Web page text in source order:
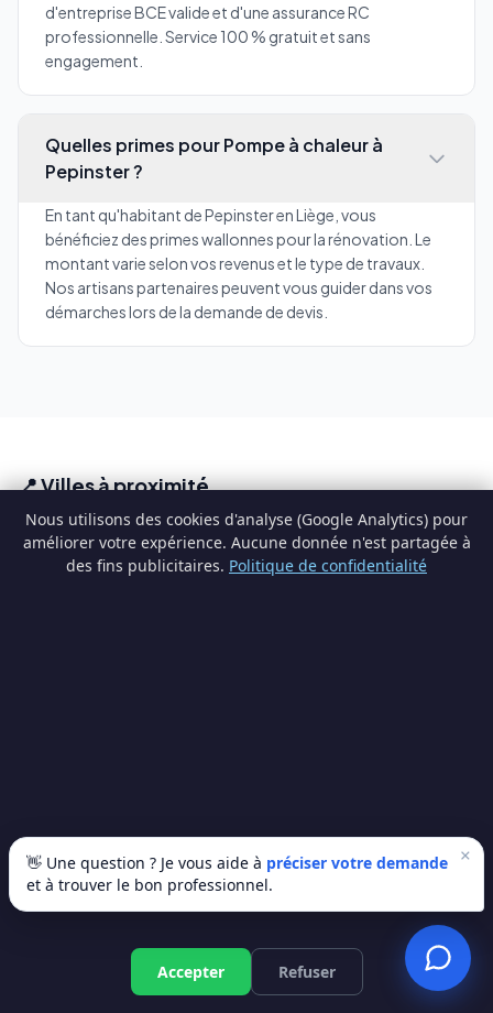
Nous utilisons des cookies d'analyse (Google Analytics) pour
améliorer votre expérience. Aucune donnée n'est partagée à
des fins publicitaires. Politique de confidentialité
Accepter Refuser
d'entreprise BCE valide et d'une assurance RC
professionnelle. Service 100 % gratuit et sans
engagement.
Quelles primes pour Pompe à chaleur à
Pepinster ?
En tant qu'habitant de Pepinster en Liège, vous
bénéficiez des primes wallonnes pour la rénovation. Le
montant varie selon vos revenus et le type de travaux.
Nos artisans partenaires peuvent vous guider dans vos
démarches lors de la demande de devis.
📍 Villes à proximité
Theux(4.4 km) Verviers(4.4 km) Dison (5.5 km)
Soumagne(6.3 km) Herve(7.6 km) Fléron(10 km)
Pompe à chaleur à Pepinster
— lancez votre projet
×
👋 Une question ? Je vous aide à préciser votre demande
et à trouver le bon professionnel.